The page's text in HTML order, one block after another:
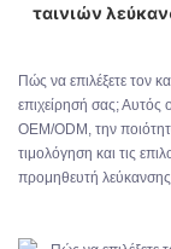
Πιστοποίηση
4. Αξιόπιστη
Παραγγελιών
5.
6.
ταινιών
Πώς να επιλέξετε τον
επιχείρησή σας; Αυτός
OEM/ODM, την
τιμολόγηση και τις
προμηθευτή